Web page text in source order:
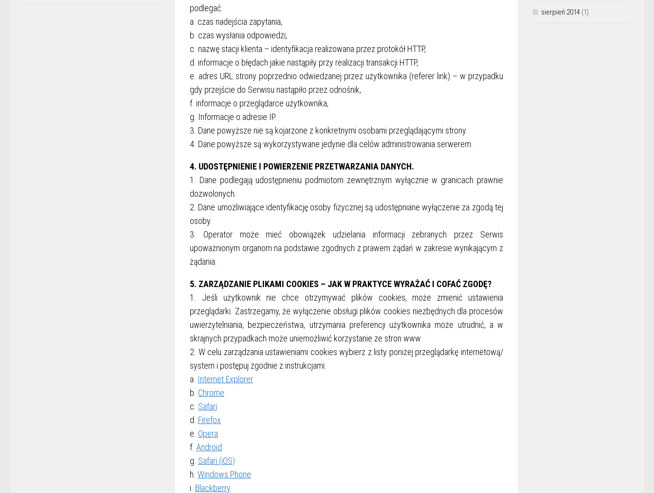
podlegać:
a. czas nadejścia zapytania,
b. czas wysłania odpowiedzi,
c. nazwę stacji klienta – identyfikacja realizowana przez protokół HTTP,
d. informacje o błędach jakie nastąpiły przy realizacji transakcji HTTP,
e. adres URL strony poprzednio odwiedzanej przez użytkownika (referer link) – w przypadku
gdy przejście do Serwisu nastąpiło przez odnośnik,
f. informacje o przeglądarce użytkownika,
g. Informacje o adresie IP.
3. Dane powyższe nie są kojarzone z konkretnymi osobami przeglądającymi strony.
4. Dane powyższe są wykorzystywane jedynie dla celów administrowania serwerem.
4. UDOSTĘPNIENIE I POWIERZENIE PRZETWARZANIA DANYCH.
1. Dane podlegają udostępnieniu podmiotom zewnętrznym wyłącznie w granicach prawnie
dozwolonych.
2. Dane umożliwiające identyfikację osoby fizycznej są udostępniane wyłączenie za zgodą tej
osoby.
3. Operator może mieć obowiązek udzielania informacji zebranych przez Serwis
upoważnionym organom na podstawie zgodnych z prawem żądań w zakresie wynikającym z
żądania.
5. ZARZĄDZANIE PLIKAMI COOKIES – JAK W PRAKTYCE WYRAŻAĆ I COFAĆ ZGODĘ?
1. Jeśli użytkownik nie chce otrzymywać plików cookies, może zmienić ustawienia
przeglądarki. Zastrzegamy, że wyłączenie obsługi plików cookies niezbędnych dla procesów
uwierzytelniania, bezpieczeństwa, utrzymania preferencji użytkownika może utrudnić, a w
skrajnych przypadkach może uniemożliwić korzystanie ze stron www
2. W celu zarządzania ustawieniami cookies wybierz z listy poniżej przeglądarkę internetową/
system i postępuj zgodnie z instrukcjami:
a. Internet Explorer
b. Chrome
c. Safari
d. Firefox
e. Opera
f. Android
g. Safari (iOS)
h. Windows Phone
i. Blackberry
sierpień 2014 (1)